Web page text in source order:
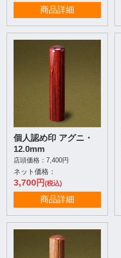
商品詳細
個人認め印 アグニ・
12.0mm
店頭価格：7,400円
ネット価格：
3,700円(税込)
商品詳細